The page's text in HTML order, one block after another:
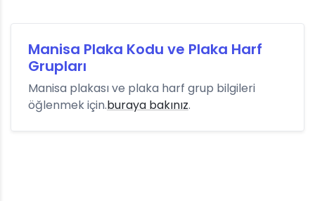
Manisa Plaka Kodu ve Plaka Harf
Grupları
Manisa plakası ve plaka harf grup bilgileri
öğlenmek için.buraya bakınız.